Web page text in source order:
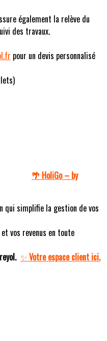
également la relève du
des travaux.
pour un devis personnalisé
🌴 HoliGo – by
simplifie la gestion de vos
vos revenus en toute
✨ Votre espace client ici.